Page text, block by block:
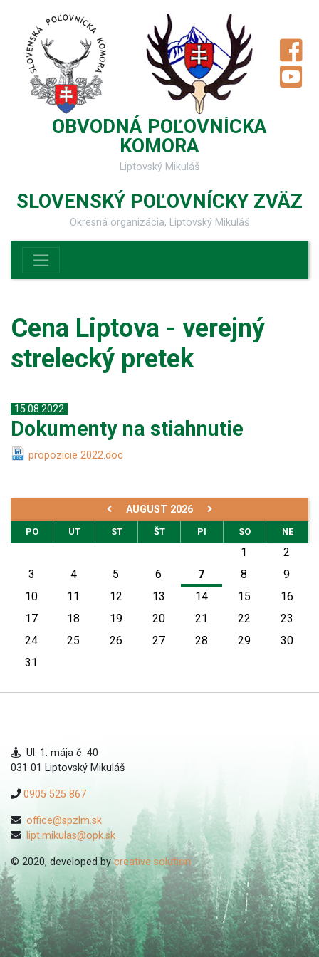
OBVODNÁ POĽOVNÍCKA
KOMORA
Liptovský Mikuláš
SLOVENSKÝ POĽOVNÍCKY ZVÄZ
Okresná organizácia, Liptovský Mikuláš
Cena Liptova - verejný
strelecký pretek
15.08.2022
Dokumenty na stiahnutie
propozicie 2022.doc
AUGUST 2026
PO UT ST ŠT PI SO NE
1
2
3
4 5 6 7 8
9
10
11 12 13 14 15
16
17
18 19 20 21 22
23
24
25 26 27 28 29
30
31
Ul. 1. mája č. 40
031 01 Liptovský Mikuláš
0905 525 867
office@spzlm.sk
lipt.mikulas@opk.sk
© 2020, developed bycreative solution